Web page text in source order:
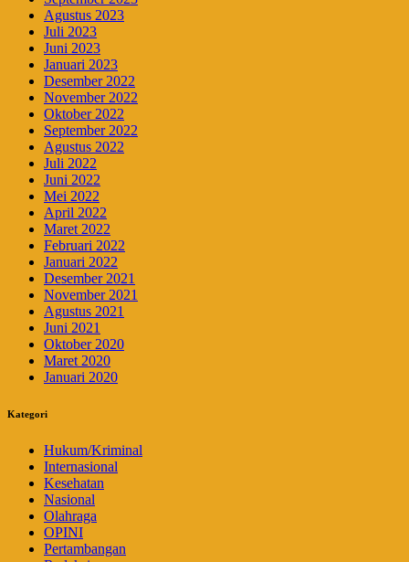
Agustus 2023
Juli 2023
Juni 2023
Januari 2023
Desember 2022
November 2022
Oktober 2022
September 2022
Agustus 2022
Juli 2022
Juni 2022
Mei 2022
April 2022
Maret 2022
Februari 2022
Januari 2022
Desember 2021
November 2021
Agustus 2021
Juni 2021
Oktober 2020
Maret 2020
Januari 2020
Kategori
Hukum/Kriminal
Internasional
Kesehatan
Nasional
Olahraga
OPINI
Pertambangan